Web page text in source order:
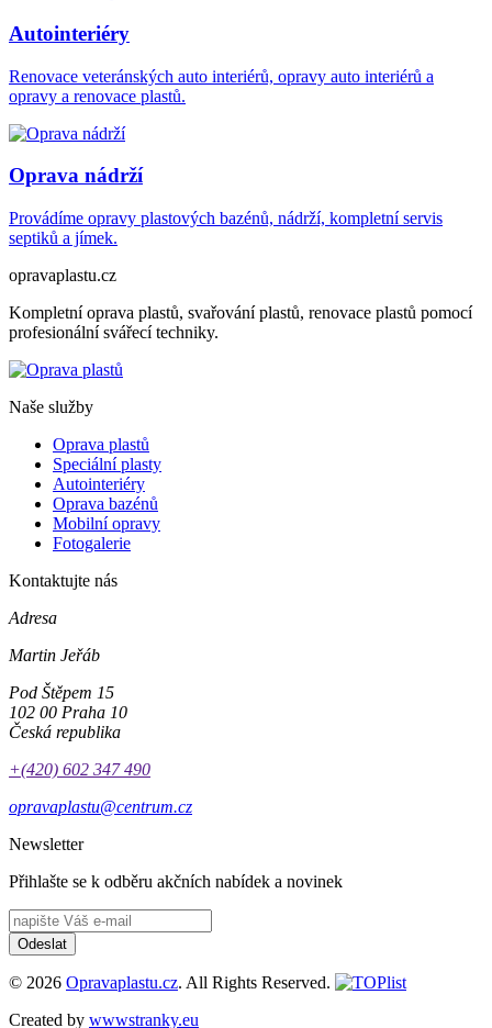
Autointeriéry
Renovace veteránských auto interiérů, opravy auto interiérů a
opravy a renovace plastů.
Oprava nádrží
Provádíme opravy plastových bazénů, nádrží, kompletní servis
septiků a jímek.
opravaplastu.cz
Kompletní oprava plastů, svařování plastů, renovace plastů pomocí
profesionální svářecí techniky.
Naše služby
Oprava plastů
Speciální plasty
Autointeriéry
Oprava bazénů
Mobilní opravy
Fotogalerie
Kontaktujte nás
Adresa
Martin Jeřáb
Pod Štěpem 15
102 00 Praha 10
Česká republika
+(420) 602 347 490
opravaplastu@centrum.cz
Newsletter
Přihlašte se k odběru akčních nabídek a novinek
Odeslat
© 2026 Opravaplastu.cz. All Rights Reserved.
Created by wwwstranky.eu